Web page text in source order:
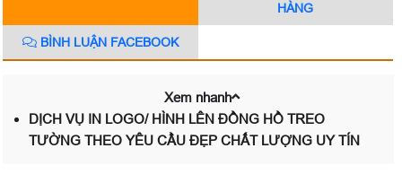
HÀNG
BÌNH LUẬN FACEBOOK
Xem nhanh
DỊCH VỤ IN LOGO/ HÌNH LÊN ĐỒNG HỒ TREO
TƯỜNG THEO YÊU CẦU ĐẸP CHẤT LƯỢNG UY TÍN